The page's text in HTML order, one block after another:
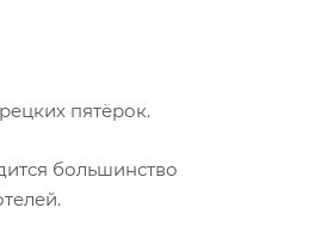
пятёрок.
большинство